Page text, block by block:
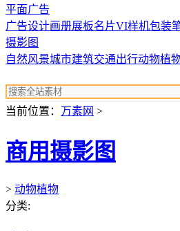
平面广告
广告设计画册展板名片VI样机包装
摄影图
自然风景城市建筑交通出行动物植
当前位置： 万素网 >
商用摄影图
> 动物植物
分类: